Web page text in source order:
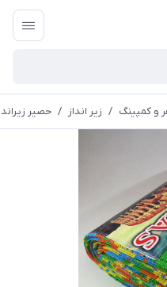
و کمپینگ / زیر انداز / حصیر زیرانداز